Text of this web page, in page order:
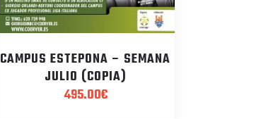
CAMPUS ESTEPONA – SEMANA
JULIO (COPIA)
495.00€